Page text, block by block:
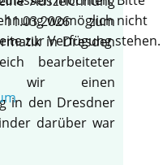
zum
in Dresden
bearbeiteter
wir einen
in den Dresdner
darüber war
womöglich nicht
zur Verfügung stehen.